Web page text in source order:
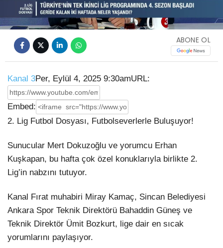
ABONE OL
Kanal 3Per, Eylül 4, 2025 9:30amURL:
Embed:
2. Lig Futbol Dosyası, Futbolseverlerle Buluşuyor!
Sunucular Mert Dokuzoğlu ve yorumcu Erhan
Kuşkapan, bu hafta çok özel konuklarıyla birlikte 2.
Lig’in nabzını tutuyor.
Kanal Fırat muhabiri Miray Kamaç, Sincan Belediyesi
Ankara Spor Teknik Direktörü Bahaddin Güneş ve
Teknik Direktör Ümit Bozkurt, lige dair en sıcak
yorumlarını paylaşıyor.